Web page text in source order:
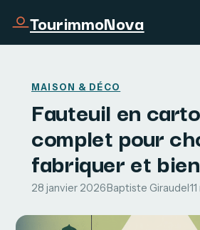
TourimmoNova
MAISON & DÉCO
Fauteuil en
complet pour
fabriquer et
28 janvier 2026·Baptiste Giraudel·